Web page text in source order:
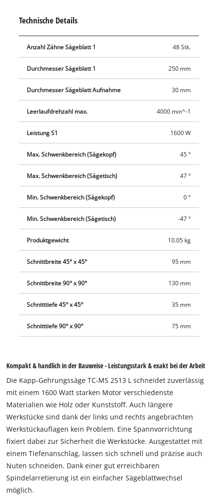
ermöglicht die TC-MS 2513 L Kapp-Gehrungssäge die
Anbringung von Gehrungen und Fasen in unterschiedlichsten
Winkeln. Für die sichere Fixierung des Werkstücks sorgen
solide ausgeführte Spannvorrichtung. Der Spänefangsack
gewährleistet Sauberkeit am Arbeitsplatz und für den
einfachen, sicheren Transport ist eine Transportsicherung
vorhanden.
Technische Details
Anzahl Zähne Sägeblatt 1 48 Stk.
Durchmesser Sägeblatt 1 250 mm
Durchmesser Sägeblatt Aufnahme 30 mm
Leerlaufdrehzahl max. 4000 min^-1
Leistung S1 1600 W
Max. Schwenkbereich (Sägekopf) 45 °
Max. Schwenkbereich (Sägetisch) 47 °
Min. Schwenkbereich (Sägekopf) 0 °
Min. Schwenkbereich (Sägetisch) -47 °
Produktgewicht 10.05 kg
Schnittbreite 45° x 45° 95 mm
Schnittbreite 90° x 90° 130 mm
Schnitttiefe 45° x 45° 35 mm
Schnitttiefe 90° x 90° 75 mm
Kompakt & handlich in der Bauweise - Leistungsstark & exakt bei der Arbeit
Die Kapp-Gehrungssäge TC-MS 2513 L schneidet zuverlässig
mit einem 1600 Watt starken Motor verschiedenste
Materialien wie Holz oder Kunststoff. Auch längere
Werkstücke sind dank der links und rechts angebrachten
Werkstückauflagen kein Problem. Eine Spannvorrichtung
fixiert dabei zur Sicherheit die Werkstücke. Ausgestattet mit
einem Tiefenanschlag, lassen sich schnell und präzise auch
Nuten schneiden. Dank einer gut erreichbaren
Spindelarretierung ist ein einfacher Sägeblattwechsel
möglich.